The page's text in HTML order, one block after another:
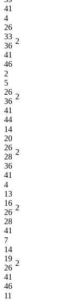
41
4
26
33
36
41
46
2
2
5
26
36
41
44
2
14
20
26
28
36
41
2
4
13
16
26
28
41
2
7
14
19
26
41
46
2
11